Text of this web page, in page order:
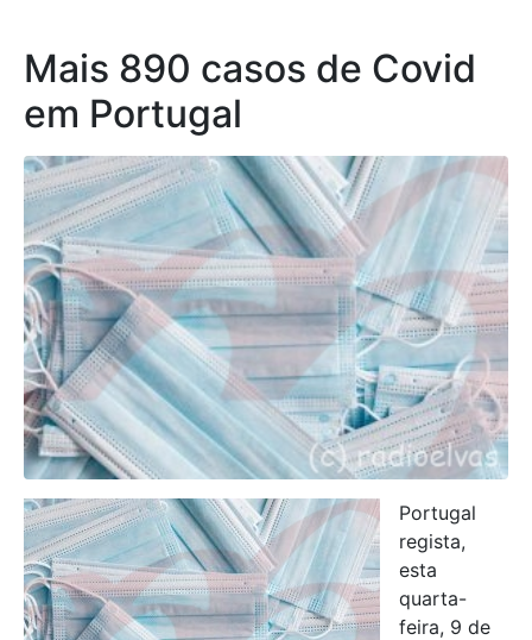
Mais 890 casos de Covid
em Portugal
Portugal
regista,
esta
quarta-
feira, 9 de